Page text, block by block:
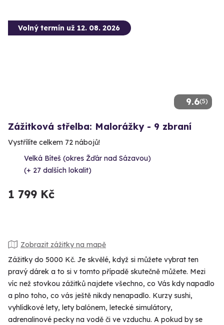
9.6(5)
Volný termín už 12. 08. 2026
Zážitková střelba: Malorážky - 9 zbraní
Vystřílíte celkem 72 nábojů!
Velká Bíteš (okres Žďár nad Sázavou)
(+ 27 dalších lokalit)
1 799 Kč
Zobrazit zážitky na mapě
Zážitky do 5000 Kč. Je skvělé, když si můžete vybrat ten
pravý dárek a to si v tomto případě skutečně můžete. Mezi
víc než stovkou zážitků najdete všechno, co Vás kdy napadlo
a plno toho, co vás ještě nikdy nenapadlo. Kurzy sushi,
vyhlídkové lety, lety balónem, letecké simulátory,
adrenalinové pecky na vodě či ve vzduchu. A pokud by se